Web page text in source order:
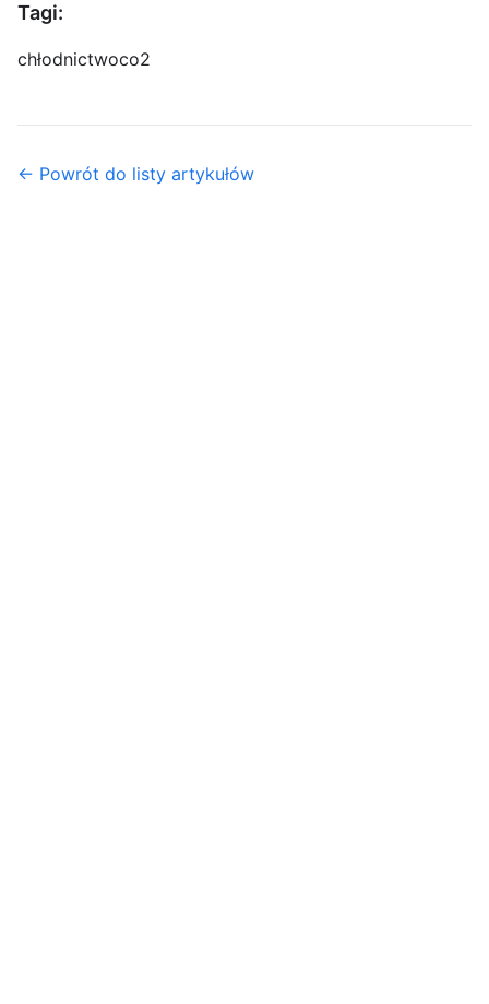
Tagi:
chłodnictwoco2
← Powrót do listy artykułów